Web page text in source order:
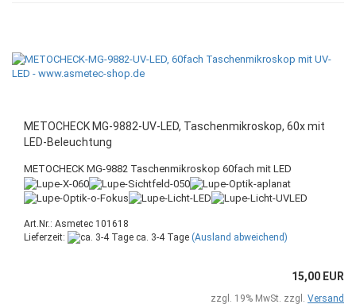
METOCHECK MG-9882-UV-LED, Taschenmikroskop, 60x mit
LED-Beleuchtung
METOCHECK MG-9882 Taschenmikroskop 60fach mit LED
Art.Nr.: Asmetec 101618
Lieferzeit:
ca. 3-4 Tage (Ausland abweichend)
15,00 EUR
zzgl. 19% MwSt. zzgl. Versand